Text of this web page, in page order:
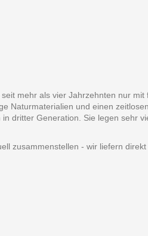
mehr als vier Jahrzehnten nur mit
Naturmaterialien und einen
dritter Generation. Sie legen sehr
zusammenstellen - wir liefern